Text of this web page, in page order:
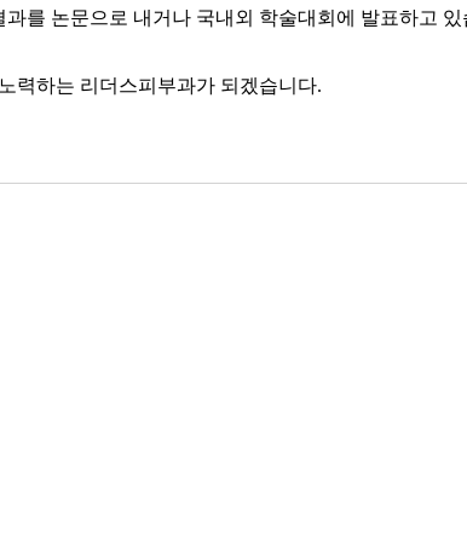
를 논문으로 내거나 국내외 학술대회에 발표하고 있
력하는 리더스피부과가 되겠습니다.